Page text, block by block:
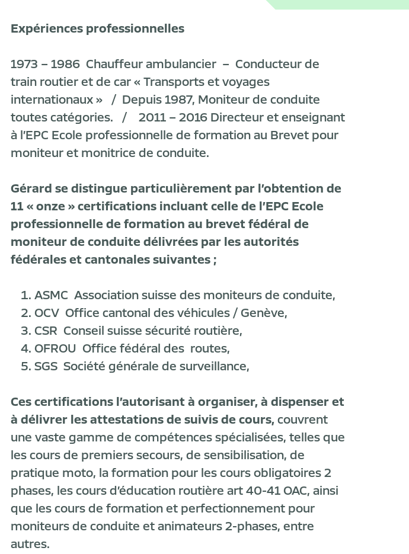
Expériences professionnelles
1973 – 1986 Chauffeur ambulancier – Conducteur de
train routier et de car « Transports et voyages
internationaux » / Depuis 1987, Moniteur de conduite
toutes catégories. / 2011 – 2016 Directeur et enseignant
à l’EPC Ecole professionnelle de formation au Brevet pour
moniteur et monitrice de conduite.
Gérard se distingue particulièrement par l’obtention de
11 « onze » certifications incluant celle de l’EPC Ecole
professionnelle de formation au brevet fédéral de
moniteur de conduite délivrées par les autorités
fédérales et cantonales suivantes ;
ASMC Association suisse des moniteurs de conduite,
OCV Office cantonal des véhicules / Genève,
CSR Conseil suisse sécurité routière,
OFROU Office fédéral des routes,
SGS Société générale de surveillance,
Ces certifications l’autorisant à organiser, à dispenser et
à délivrer les attestations de suivis de cours,couvrent
une vaste gamme de compétences spécialisées, telles que
les cours de premiers secours, de sensibilisation, de
pratique moto, la formation pour les cours obligatoires 2
phases, les cours d’éducation routière art 40-41 OAC, ainsi
que les cours de formation et perfectionnement pour
moniteurs de conduite et animateurs 2-phases, entre
autres.